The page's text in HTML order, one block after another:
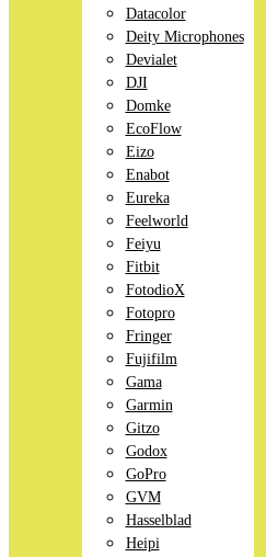
Datacolor
Deity Microphones
Devialet
DJI
Domke
EcoFlow
Eizo
Enabot
Eureka
Feelworld
Feiyu
Fitbit
FotodioX
Fotopro
Fringer
Fujifilm
Gama
Garmin
Gitzo
Godox
GoPro
GVM
Hasselblad
Heipi